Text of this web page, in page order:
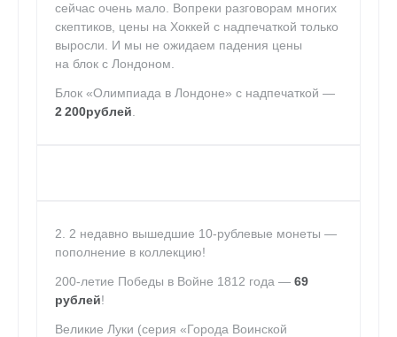
сейчас очень мало. Вопреки разговорам многих
скептиков, цены на Хоккей с надпечаткой только
выросли. И мы не ожидаем падения цены
на блок с Лондоном.
Блок «Олимпиада в Лондоне» с надпечаткой —
2 200рублей
2. 2 недавно вышедшие 10-рублевые монеты —
пополнение в коллекцию!
200-летие Победы в Войне 1812 года — 69
рублей!
Великие Луки (серия «Города Воинской